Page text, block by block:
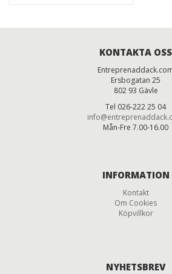
KONTAKTA OSS
Ersbogatan 25
802 93 Gävle
Tel 026-222 25 04
Mån-Fre 7.00-16.00
INFORMATION
Kontakt
Om Cookies
Köpvillkor
NYHETSBREV